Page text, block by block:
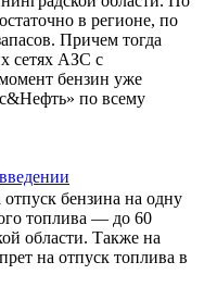
в регионе, по
Причем тогда
сетях АЗС с
бензин уже
по всему
введении
отпуск бензина на одну
топлива — до 60
области. Также на
на отпуск топлива в